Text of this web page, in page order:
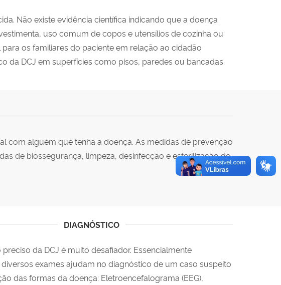
Não existe evidência científica indicando que a doença
uso comum de copos e utensílios de cozinha ou
os familiares do paciente em relação ao cidadão
da DCJ em superfícies como pisos, paredes ou bancadas.
com alguém que tenha a doença. As medidas de prevenção
de biossegurança, limpeza, desinfecção e esterilização de
DIAGNÓSTICO
da DCJ é muito desafiador. Essencialmente
exames ajudam no diagnóstico de um caso suspeito
das formas da doença: Eletroencefalograma (EEG),